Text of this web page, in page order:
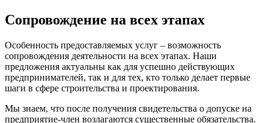
Сопровождение на всех этапах
Особенность предоставляемых услуг – возможность
сопровождения деятельности на всех этапах. Наши
предложения актуальны как для успешно действующих
предпринимателей, так и для тех, кто только делает первые
шаги в сфере строительства и проектирования.
Мы знаем, что после получения свидетельства о допуске на
предприятие-член возлагаются существенные обязательства.